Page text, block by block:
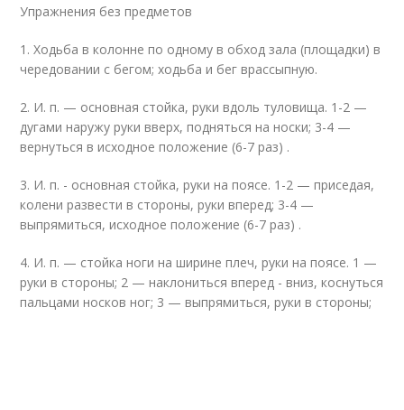
Упражнения без предметов
1. Ходьба в колонне по одному в обход зала (площадки) в
чередовании с бегом; ходьба и бег врассыпную.
2. И. п. — основная стойка, руки вдоль туловища. 1-2 —
дугами наружу руки вверх, подняться на носки; 3-4 —
вернуться в исходное положение (6-7 раз) .
3. И. п. - основная стойка, руки на поясе. 1-2 — приседая,
колени развести в стороны, руки вперед; 3-4 —
выпрямиться, исходное положение (6-7 раз) .
4. И. п. — стойка ноги на ширине плеч, руки на поясе. 1 —
руки в стороны; 2 — наклониться вперед - вниз, коснуться
пальцами носков ног; 3 — выпрямиться, руки в стороны;